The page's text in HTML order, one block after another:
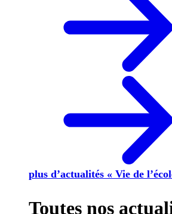
plus d’actualités « Vie de
Toutes nos